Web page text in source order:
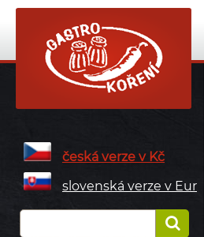
česká verze v Kč
slovenská verze v Eur